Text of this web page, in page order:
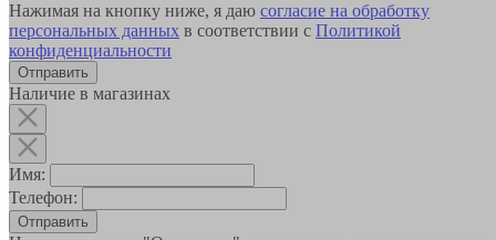
Нажимая на кнопку ниже, я даю согласие на обработку
персональных данных в соответствии с Политикой
конфиденциальности
Наличие в магазинах
Имя:
Телефон:
Отправить